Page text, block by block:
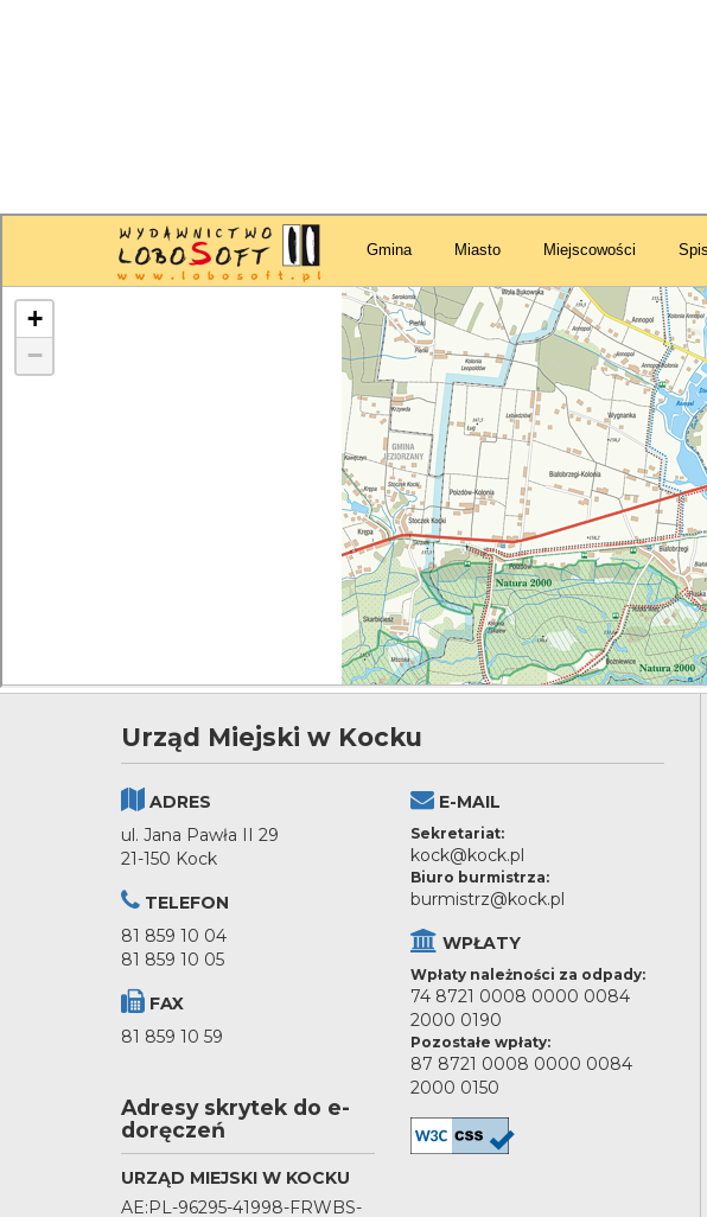
Urząd Miejski w Kocku
ADRES
ul. Jana Pawła II 29
21-150 Kock
TELEFON
81 859 10 04
81 859 10 05
FAX
81 859 10 59
Adresy skrytek do e-
doręczeń
URZĄD MIEJSKI W KOCKU
AE:PL-96295-41998-FRWBS-
E-MAIL
Sekretariat:
kock@kock.pl
Biuro burmistrza:
burmistrz@kock.pl
WPŁATY
Wpłaty należności za odpady:
74 8721 0008 0000 0084
2000 0190
Pozostałe wpłaty:
87 8721 0008 0000 0084
2000 0150